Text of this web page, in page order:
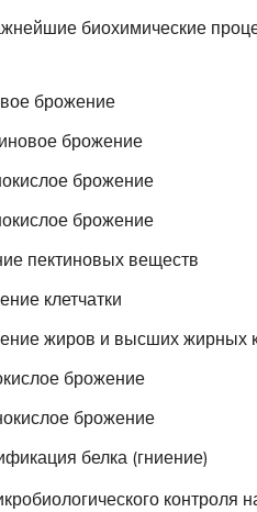
биохимические
брожение
брожение
брожение
брожение
пектиновых веществ
клетчатки
жиров и высших жирных
брожение
брожение
белка (гниение)
контроля